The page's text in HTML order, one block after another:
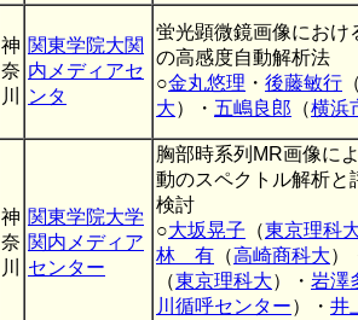
神
奈
川
関東学院大関
内メディアセ
ンタ
蛍光顕微鏡画像におけ
の高感度自動解析法
○金丸悠理 ・ 後藤敏行
大）・ 五嶋良郎 （横浜
神
奈
川
関東学院大学
関内メディア
センター
胸部時系列MR画像に
動のスペクトル解析と
検討
○大坂晃子 （東京理科
林 有 （高崎商科大）
（東京理科大）・ 岩澤
川循呼センター）・ 井